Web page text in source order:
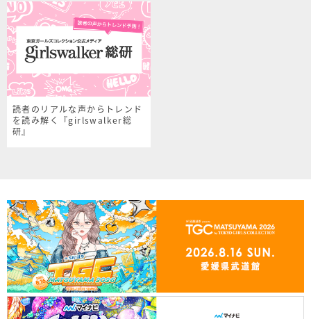
読者のリアルな声からトレンド
を読み解く『girlswalker総
研』